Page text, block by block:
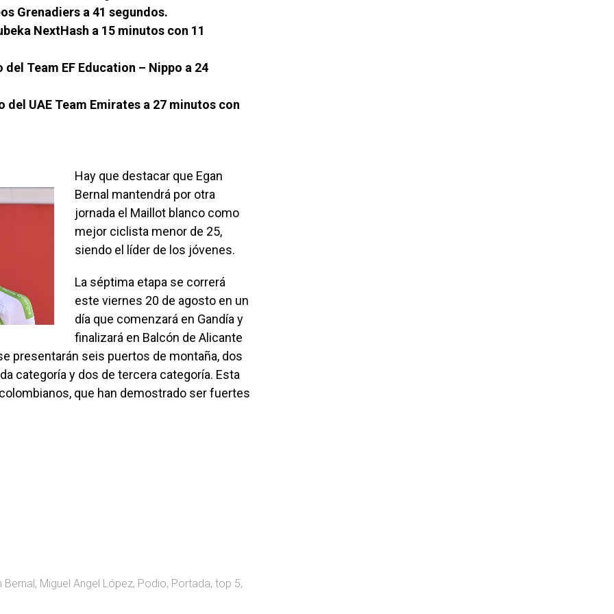
Grenadiers a 41 segundos.
NextHash a 15 minutos con 11
Team EF Education – Nippo a 24
del UAE Team Emirates a 27 minutos con
Hay que destacar que Egan
Bernal mantendrá por otra
jornada el Maillot blanco como
mejor ciclista menor de 25,
siendo el líder de los jóvenes.
La séptima etapa se correrá
este viernes 20 de agosto en un
día que comenzará en Gandía y
finalizará en Balcón de Alicante
presentarán seis puertos de montaña, dos
categoría y dos de tercera categoría. Esta
que han demostrado ser fuertes
Bernal, Miguel Angel López, Podio, Portada, top 5,